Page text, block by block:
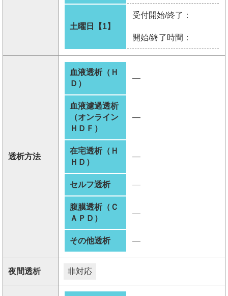
土曜日【1】
受付開始/終了：
開始/終了時間：
透析方法
血液透析（Ｈ
Ｄ）
―
血液濾過透析
（オンライン
ＨＤＦ）
―
在宅透析（Ｈ
ＨＤ）
―
セルフ透析 ―
腹膜透析（Ｃ
ＡＰＤ）
―
その他透析 ―
夜間透析 非対応